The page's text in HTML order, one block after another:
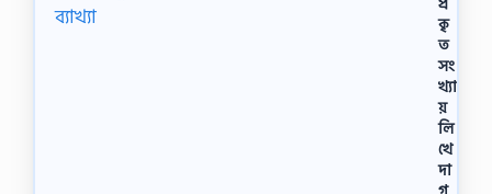
কৃ
ত
সং
খ্যা
য়
লি
খে
দা
গ